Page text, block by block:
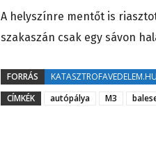
A helyszínre mentőt is
szakaszán csak egy sávon
FORRÁS
KATASZTROFAVEDELEM.HU
CÍMKÉK
autópálya M3